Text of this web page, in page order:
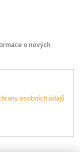
o nových
osobních údajů